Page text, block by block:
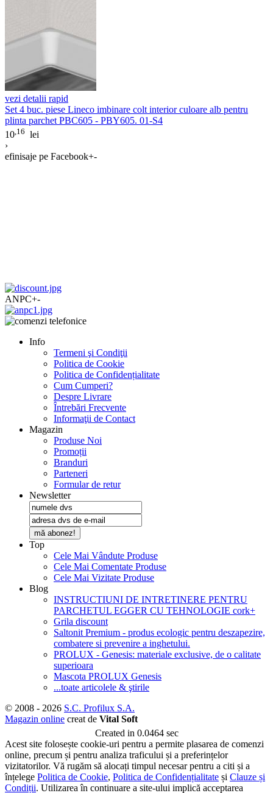
vezi detalii rapid
Set 4 buc. piese Lineco imbinare colt interior culoare alb pentru
plinta parchet PBC605 - PBY605. 01-S4
10 ,16 lei
›
efinisaje pe Facebook+-
ANPC+-
Info
Termeni şi Condiţii
Politica de Cookie
Politica de Confidențialitate
Cum Cumperi?
Despre Livrare
Întrebări Frecvente
Informaţii de Contact
Magazin
Produse Noi
Promoții
Branduri
Parteneri
Formular de retur
Newsletter
mă abonez!
Top
Cele Mai Vândute Produse
Cele Mai Comentate Produse
Cele Mai Vizitate Produse
Blog
INSTRUCTIUNI DE INTRETINERE PENTRU
PARCHETUL EGGER CU TEHNOLOGIE cork+
Grila discount
Saltonit Premium - produs ecologic pentru deszapezire,
combatere si prevenire a inghetului.
PROLUX - Genesis: materiale exclusive, de o calitate
superioara
Mascota PROLUX Genesis
...toate articolele & ştirile
© 2008 - 2026 S.C. Profilux S.A.
Magazin online creat de Vital Soft
Created in 0.0464 sec
Acest site folosește cookie-uri pentru a permite plasarea de comenzi
online, precum și pentru analiza traficului și a preferințelor
vizitatorilor. Vă rugăm să alocați timpul necesar pentru a citi și a
înțelege Politica de Cookie, Politica de Confidențialitate și Clauze și
Condiții. Utilizarea în continuare a site-ului implică acceptarea